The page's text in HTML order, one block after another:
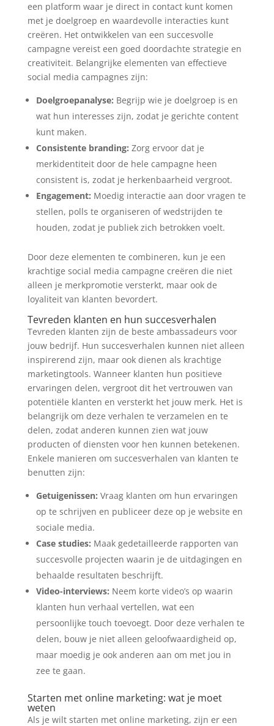
een platform waar je direct in contact kunt komen
met je doelgroep en waardevolle interacties kunt
creëren. Het ontwikkelen van een succesvolle
campagne vereist een goed doordachte strategie en
creativiteit. Belangrijke elementen van effectieve
social media campagnes zijn:
Doelgroepanalyse: Begrijp wie je doelgroep is en
wat hun interesses zijn, zodat je gerichte content
kunt maken.
Consistente branding: Zorg ervoor dat je
merkidentiteit door de hele campagne heen
consistent is, zodat je herkenbaarheid vergroot.
Engagement: Moedig interactie aan door vragen te
stellen, polls te organiseren of wedstrijden te
houden, zodat je publiek zich betrokken voelt.
Door deze elementen te combineren, kun je een
krachtige social media campagne creëren die niet
alleen je merkpromotie versterkt, maar ook de
loyaliteit van klanten bevordert.
Tevreden klanten en hun succesverhalen
Tevreden klanten zijn de beste ambassadeurs voor
jouw bedrijf. Hun succesverhalen kunnen niet alleen
inspirerend zijn, maar ook dienen als krachtige
marketingtools. Wanneer klanten hun positieve
ervaringen delen, vergroot dit het vertrouwen van
potentiële klanten en versterkt het jouw merk. Het is
belangrijk om deze verhalen te verzamelen en te
delen, zodat anderen kunnen zien wat jouw
producten of diensten voor hen kunnen betekenen.
Enkele manieren om succesverhalen van klanten te
benutten zijn:
Getuigenissen: Vraag klanten om hun ervaringen
op te schrijven en publiceer deze op je website en
sociale media.
Case studies: Maak gedetailleerde rapporten van
succesvolle projecten waarin je de uitdagingen en
behaalde resultaten beschrijft.
Video-interviews: Neem korte video’s op waarin
klanten hun verhaal vertellen, wat een
persoonlijke touch toevoegt. Door deze verhalen te
delen, bouw je niet alleen geloofwaardigheid op,
maar moedig je ook anderen aan om met jou in
zee te gaan.
Starten met online marketing: wat je moet
weten
Als je wilt starten met online marketing, zijn er een